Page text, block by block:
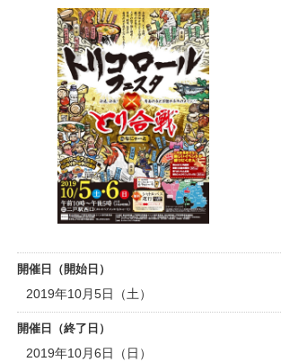
開催日（開始日）
2019年10月5日（土）
開催日（終了日）
2019年10月6日（日）